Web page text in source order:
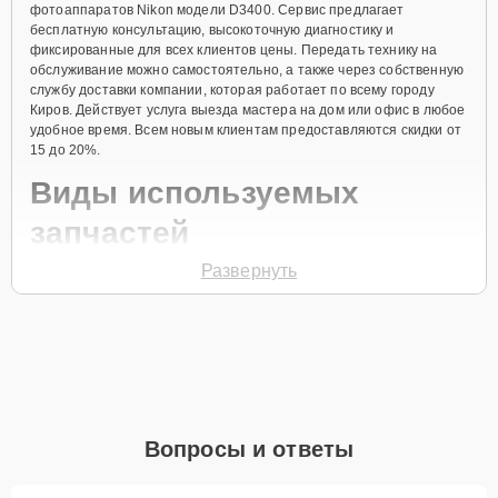
фотоаппаратов Nikon модели D3400. Сервис предлагает
бесплатную консультацию, высокоточную диагностику и
фиксированные для всех клиентов цены. Передать технику на
обслуживание можно самостоятельно, а также через собственную
службу доставки компании, которая работает по всему городу
Киров. Действует услуга выезда мастера на дом или офис в любое
удобное время. Всем новым клиентам предоставляются скидки от
15 до 20%.
Виды используемых
запчастей
Для ремонта фотоаппарата модели D3400 предлагаются как
активное использование устройства дольше
Развернуть
Вопросы и ответы